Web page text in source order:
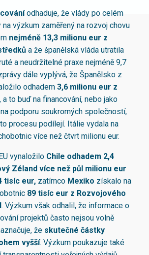
odhaduje, že vlády po celém
výzkum zaměřený na rozvoj chovu
nejméně 13,3 milionu eur z
a že španělská vláda utratila
a neudržitelné praxe nejméně 9,7
dále vyplývá, že Španělsko z
odhadem 3,6 milionu eur z
, a to buď na financování, nebo jako
podporu soukromých společností,
procesu podílejí. Itálie vydala na
více než čtvrt milionu eur.
vynaložilo Chile odhadem 2,4
Zéland více než půl milionu eur
tisíc eur, zatímco Mexiko získalo na
89 tisíc eur z Rozvojového
. Výzkum však odhalil, že informace o
projektů často nejsou volně
že skutečné částky
vyšší. Výzkum poukazuje také